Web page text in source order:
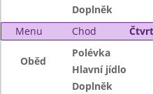
Doplněk
Menu
Chod
Oběd
Polévka
Hlavní jídlo
Doplněk